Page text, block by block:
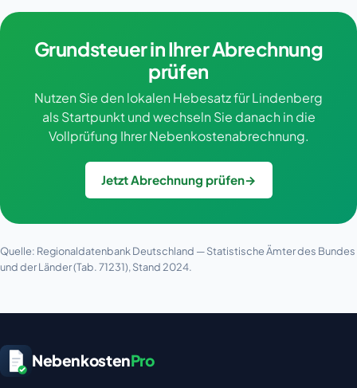
Grundsteuer in Ihrer Abrechnung
prüfen
Nutzen Sie den lokalen Hebesatz für Lindenberg
als Startpunkt und wechseln Sie danach in die
Vollprüfung Ihrer Nebenkostenabrechnung.
Jetzt Abrechnung prüfen→
Quelle: Regionaldatenbank Deutschland — Statistische Ämter des Bundes
und der Länder (Tab. 71231), Stand 2024.
NebenkostenPro